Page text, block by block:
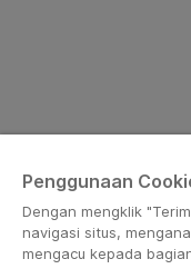
Penggunaan
Dengan mengklik
navigasi situs,
mengacu kepada